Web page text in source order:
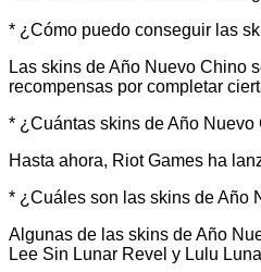
* ¿Cómo puedo conseguir las
Las skins de Año Nuevo Chino
recompensas por completar
* ¿Cuántas skins de Año Nuevo
Hasta ahora, Riot Games ha
* ¿Cuáles son las skins de Año
Algunas de las skins de Año
Lee Sin Lunar Revel y Lulu